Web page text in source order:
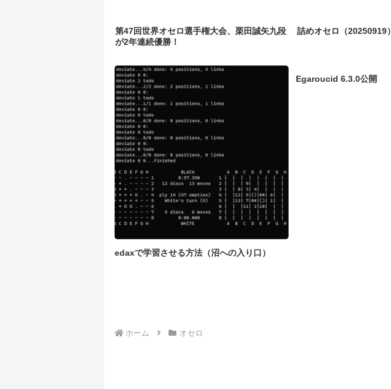
第47回世界オセロ選手権大会、栗田誠矢九段
が2年連続優勝！
詰めオセロ（20250919）
edaxで学習させる方法（沼への入り口）
Egaroucid 6.3.0公開
ホーム オセロ